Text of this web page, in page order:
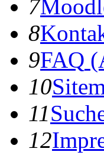
7
8K
9FAQ
10S
11S
12I